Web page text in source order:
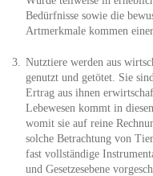
Bedürfnisse sowie die
Artmerkmale kommen
Nutztiere werden aus
genutzt und getötet. Sie
Ertrag aus ihnen
Lebewesen kommt in
womit sie auf reine
solche Betrachtung von
fast vollständige
und Gesetzesebene